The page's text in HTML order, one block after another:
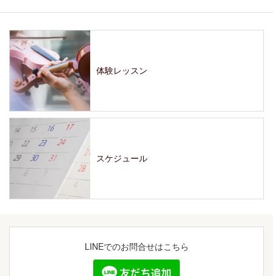
LINEでのお問合せはこちら
体験レッスン
スケジュール